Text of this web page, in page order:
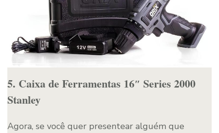
5. Caixa de Ferramentas 16″ Series 2000
Stanley
Agora, se você quer presentear alguém que